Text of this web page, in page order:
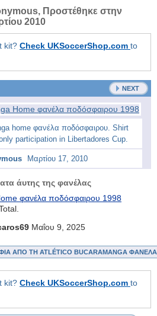
, Προστέθηκε στην
2010
kit? Check UKSoccerShop.com to
NEXT
home φανέλα ποδόσφαιρου. Shirt
participation in Libertadores Cup.
Μαρτίου 17, 2010
άυτης της φανέλας
Μαΐου 9, 2025
ΑΠΌ ΤΗ ATLÉTICO BUCARAMANGA
kit? Check UKSoccerShop.com to